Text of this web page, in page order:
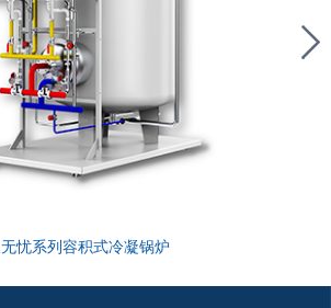
无忧系列容积式冷凝锅炉